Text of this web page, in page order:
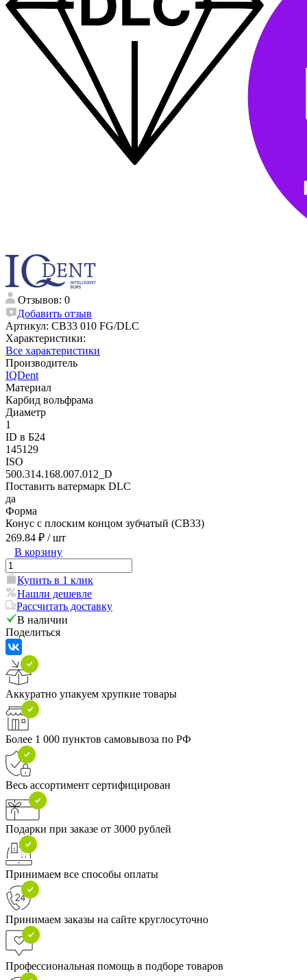
Отзывов: 0
Добавить отзыв
Артикул: CB33 010 FG/DLC
Характеристики:
Все характеристики
Производитель
IQDent
Материал
Карбид вольфрама
Диаметр
1
ID в Б24
145129
ISO
500.314.168.007.012_D
Поставить ватермарк DLC
да
Форма
Конус с плоским концом зубчатый (CB33)
269.84 ₽ / шт
В корзину
Купить в 1 клик
Нашли дешевле
Рассчитать доставку
В наличии
Поделиться
Аккуратно упакуем хрупкие товары
Более 1 000 пунктов самовывоза по РФ
Весь ассортимент сертифицирован
Подарки при заказе от 3000 рублей
Принимаем все способы оплаты
Принимаем заказы на сайте круглосуточно
Профессиональная помощь в подборе товаров